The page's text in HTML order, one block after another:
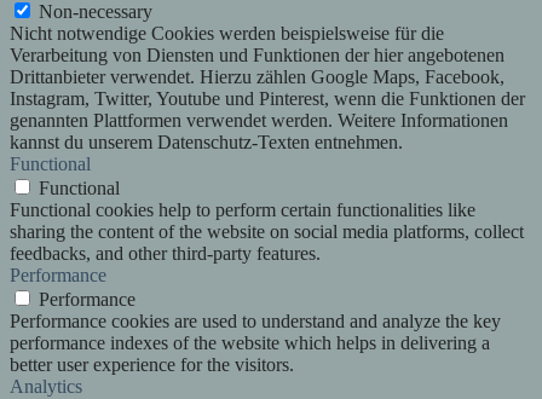
Non-necessary
Nicht notwendige Cookies werden beispielsweise für die
Verarbeitung von Diensten und Funktionen der hier angebotenen
Drittanbieter verwendet. Hierzu zählen Google Maps, Facebook,
Instagram, Twitter, Youtube und Pinterest, wenn die Funktionen der
genannten Plattformen verwendet werden. Weitere Informationen
kannst du unserem Datenschutz-Texten entnehmen.
Functional
Functional
Functional cookies help to perform certain functionalities like
sharing the content of the website on social media platforms, collect
feedbacks, and other third-party features.
Performance
Performance
Performance cookies are used to understand and analyze the key
performance indexes of the website which helps in delivering a
better user experience for the visitors.
Analytics